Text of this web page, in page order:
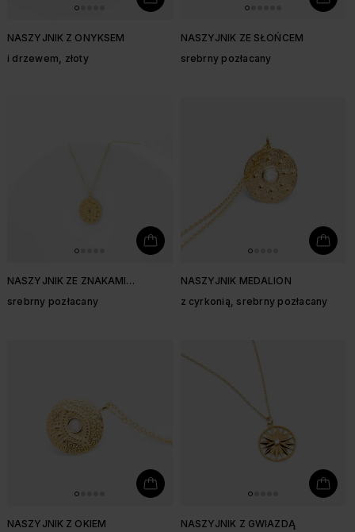
NASZYJNIK Z ONYKSEM
i drzewem, złoty
NASZYJNIK ZE SŁOŃCEM
srebrny pozłacany
NASZYJNIK ZE ZNAKAMI
srebrny pozłacany
NASZYJNIK MEDALION
z cyrkonią, srebrny pozłacany
NASZYJNIK Z OKIEM
NASZYJNIK Z GWIAZDĄ